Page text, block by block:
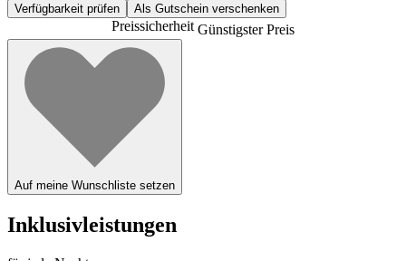
Verfügbarkeit prüfen Als Gutschein verschenken
PreissicherheitGünstigster Preis
Auf meine Wunschliste setzen
Inklusivleistungen